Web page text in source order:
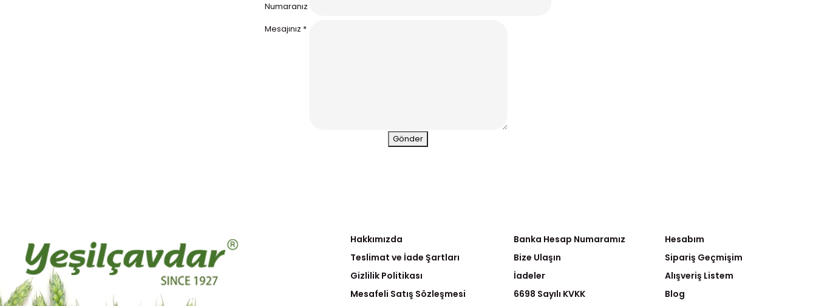
Numaranız
Mesajınız *
Hakkımızda
Teslimat ve İade Şartları
Gizlilik Politikası
Mesafeli Satış Sözleşmesi
Banka Hesap Numaramız
Bize Ulaşın
İadeler
6698 Sayılı KVKK
Hesabım
Sipariş Geçmişim
Alışveriş Listem
Blog